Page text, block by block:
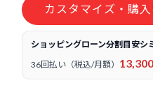
カスタマイズ・購
ショッピングローン分割目安シ
36回払い（税込/月額）